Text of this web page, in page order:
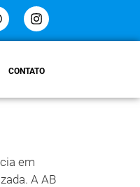
CONTATO
em
A AB